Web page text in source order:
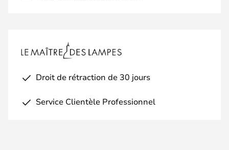
Droit de rétraction de 30 jours
Service Clientèle Professionnel